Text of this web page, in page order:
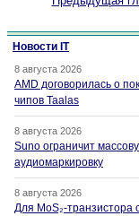
Новости IT
8 августа 2026
AMD договорилась о
чипов Taalas
8 августа 2026
Suno ограничит
аудиомаркировку
8 августа 2026
Для MoS₂-транзистора